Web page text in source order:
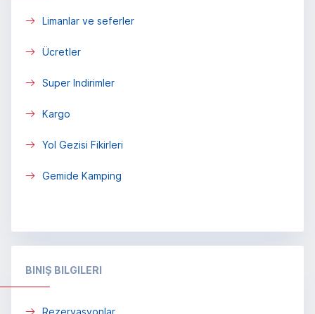
Limanlar ve seferler
Ücretler
Super Indirimler
Kargo
Yol Gezisi Fikirleri
Gemide Kamping
BINIŞ BILGILERI
Rezervasyonlar